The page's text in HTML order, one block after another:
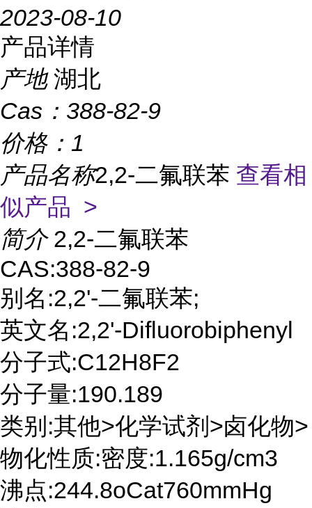
2023-08-10
产品详情
产地 湖北
Cas： 388-82-9
价格： 1
产品名称2,2-二氟联苯 查看相
似产品 >
简介 2,2-二氟联苯
CAS:388-82-9
别名:2,2'-二氟联苯;
英文名:2,2'-Difluorobiphenyl
分子式:C12H8F2
分子量:190.189
类别:其他>化学试剂>卤化物>
物化性质:密度:1.165g/cm3
沸点:244.8oCat760mmHg